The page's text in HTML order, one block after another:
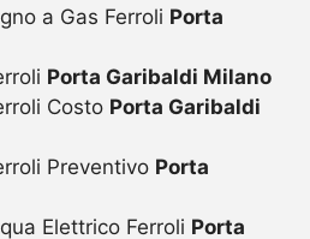
a Gas Ferroli Porta
Porta Garibaldi Milano
Costo Porta Garibaldi
Preventivo Porta
Elettrico Ferroli Porta